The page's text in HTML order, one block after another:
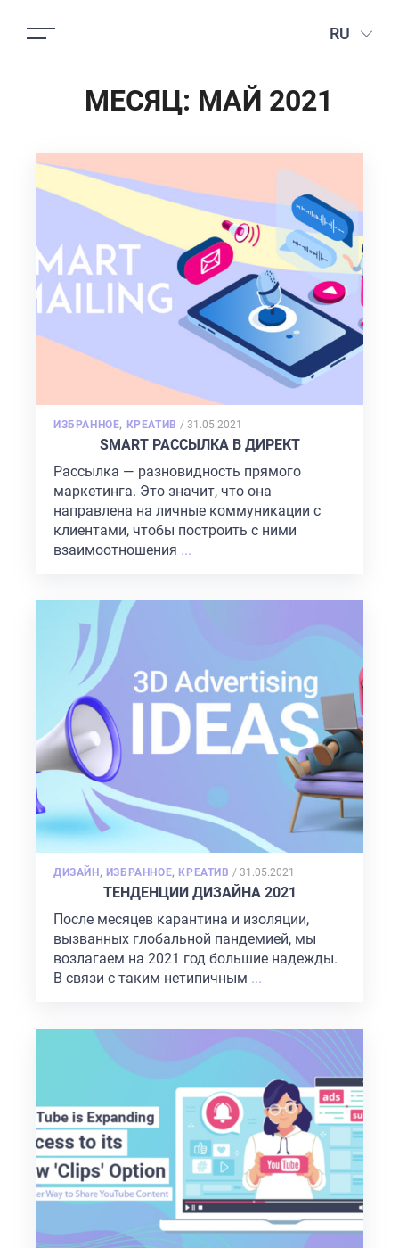
RU
МЕСЯЦ: МАЙ 2021
ИЗБРАННОЕ, КРЕАТИВ /POSTED
ON
31.05.2021
SMART РАССЫЛКА В ДИРЕКТ
Рассылка — разновидность прямого
маркетинга. Это значит, что она
направлена на личные коммуникации с
клиентами, чтобы построить с ними
взаимоотношения ...
ДИЗАЙН , ИЗБРАННОЕ, КРЕАТИВ /POSTED
ON
31.05.2021
ТЕНДЕНЦИИ ДИЗАЙНА 2021
После месяцев карантина и изоляции,
вызванных глобальной пандемией, мы
возлагаем на 2021 год большие надежды.
В связи с таким нетипичным ...